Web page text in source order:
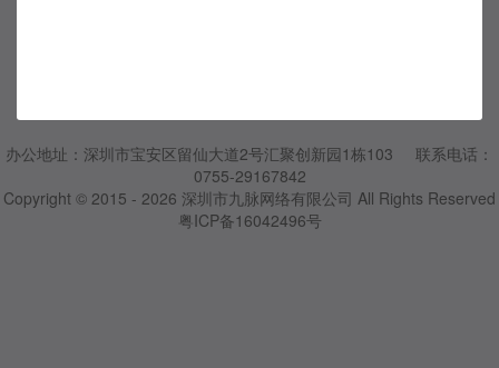
办公地址：深圳市宝安区留仙大道2号汇聚创新园1栋103 联系电话：
0755-29167842
Copyright © 2015 - 2026 深圳市九脉网络有限公司 All Rights Reserved
粤ICP备16042496号